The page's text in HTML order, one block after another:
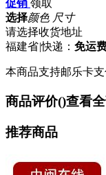
促销 领取
选择颜色 尺寸
请选择收货地址
福建省|快递： 免运
本商品支持邮乐卡
商品评价()查看
推荐商品